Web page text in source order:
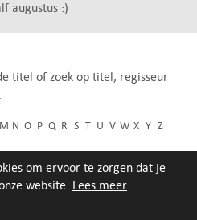
om ervoor te zorgen dat je
website. Lees meer
augustus :)
titel of zoek op titel, regisseur
M N O P Q R S T U V W X Y Z